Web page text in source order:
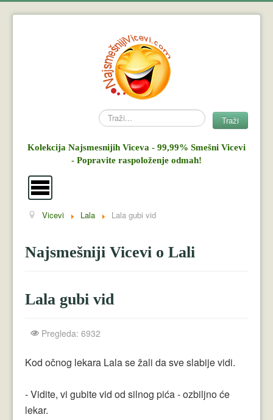
Search Traži
Kolekcija Najsmesnijih Viceva - 99,99% Smešni Vicevi
- Popravite raspoloženje odmah!
Vicevi
Mujo i Haso
Perica
Vicevi Razni
Vicevi Lala Lala gubi vid
Najsmešniji Vicevi o Lali
Lala gubi vid
Pregleda: 6932
Kod očnog lekara Lala se žali da sve slabije vidi.
- Vidite, vi gubite vid od silnog pića - ozbiljno će
lekar.